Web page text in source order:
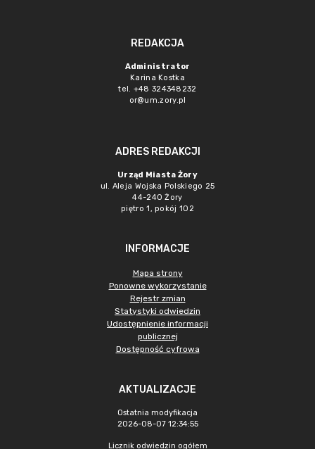
REDAKCJA
Administrator
Karina Kostka
tel. +48 324348232
or@um.zory.pl
ADRES REDAKCJI
Urząd Miasta Żory
ul. Aleja Wojska Polskiego 25
44-240 Żory
piętro 1, pokój 102
INFORMACJE
Mapa strony
Ponowne wykorzystanie
Rejestr zmian
Statystyki odwiedzin
Udostępnienie informacji
publicznej
Dostępność cyfrowa
AKTUALIZACJE
Ostatnia modyfikacja
2026-08-07 12:34:55
Licznik odwiedzin ogółem